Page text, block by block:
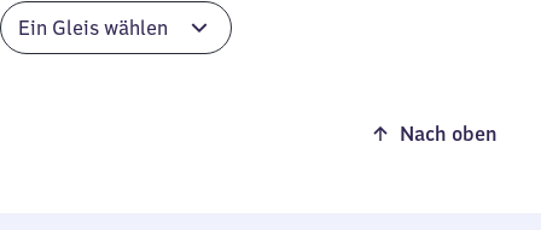
Nach oben